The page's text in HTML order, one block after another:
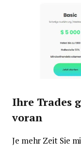
Ihre Trades
voran
Je mehr Zeit Sie